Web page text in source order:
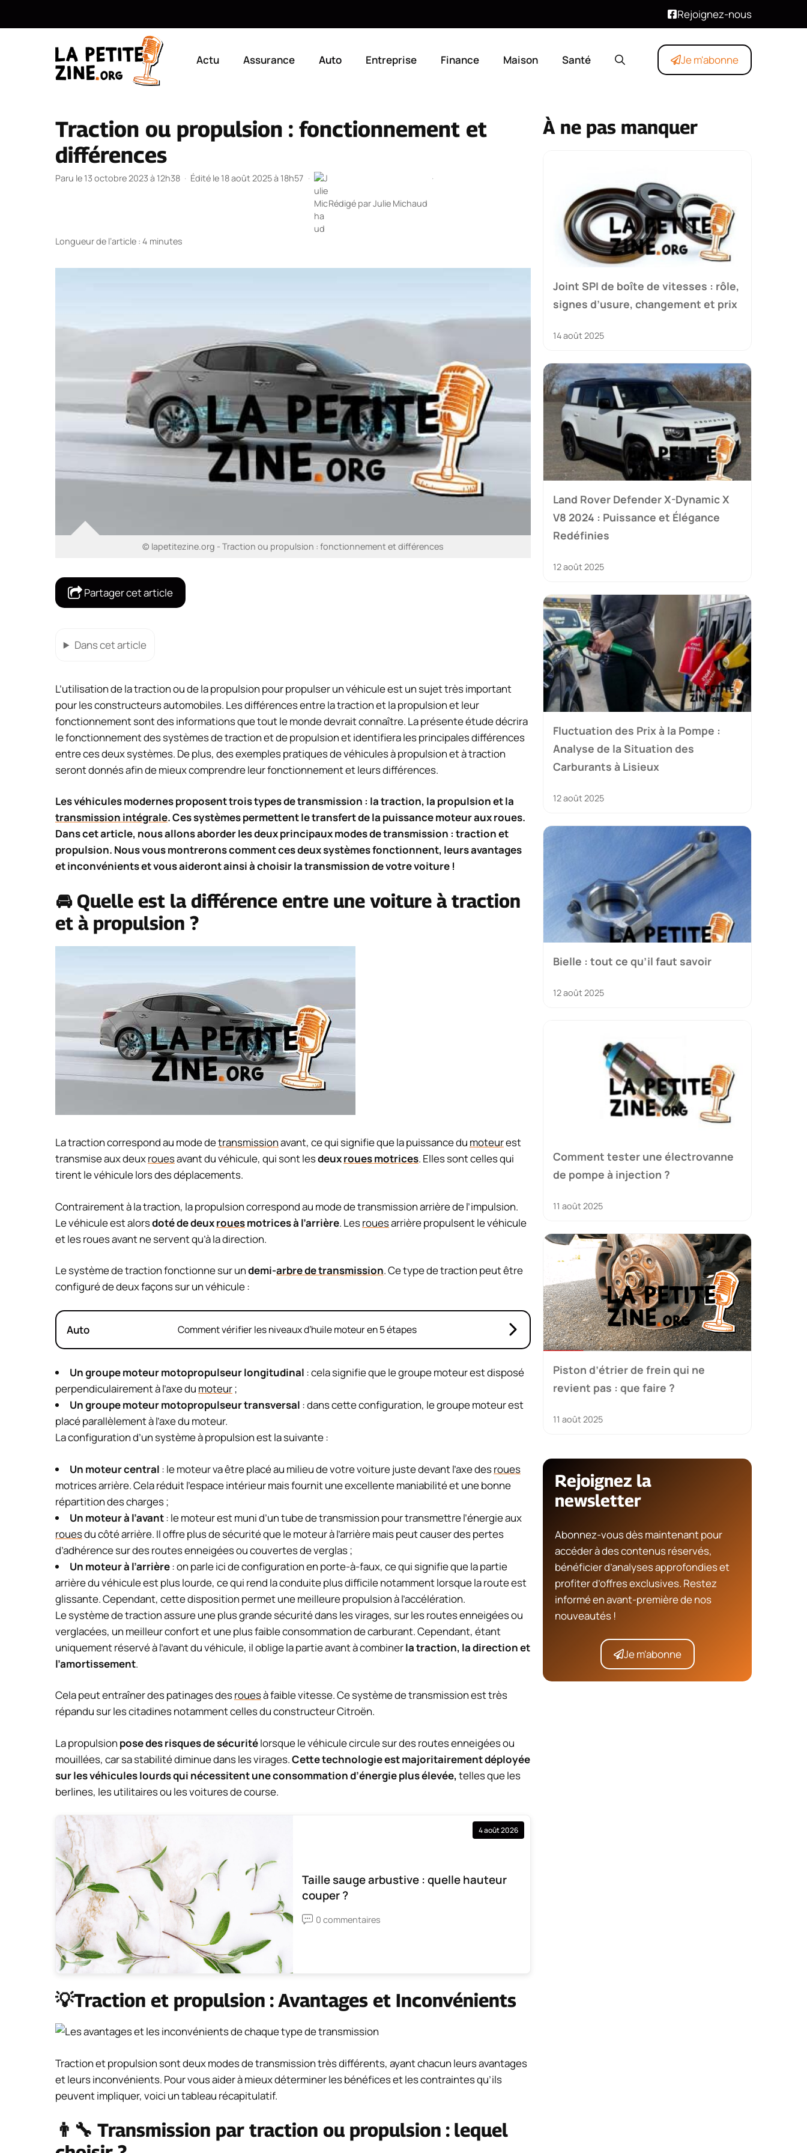
Rejoignez-nous
Actu Assurance Auto Entreprise Finance Maison Santé Je m'abonne
Traction ou propulsion : fonctionnement et
différences
Paru le 13 octobre 2023 à 12h38 · Édité le 18 août 2025 à 18h57 ·
Rédigé parJulie Michaud
·
Longueur de l’article : 4 minutes
© lapetitezine.org - Traction ou propulsion : fonctionnement et différences
Partager cet article
Dans cet article
L’utilisation de la traction ou de la propulsion pour propulser un véhicule est un sujet très important
pour les constructeurs automobiles. Les différences entre la traction et la propulsion et leur
fonctionnement sont des informations que tout le monde devrait connaître. La présente étude décrira
le fonctionnement des systèmes de traction et de propulsion et identifiera les principales différences
entre ces deux systèmes. De plus, des exemples pratiques de véhicules à propulsion et à traction
seront donnés afin de mieux comprendre leur fonctionnement et leurs différences.
Les véhicules modernes proposent trois types de transmission : la traction, la propulsion et la
transmission intégrale. Ces systèmes permettent le transfert de la puissance moteur aux roues.
Dans cet article, nous allons aborder les deux principaux modes de transmission : traction et
propulsion. Nous vous montrerons comment ces deux systèmes fonctionnent, leurs avantages
et inconvénients et vous aideront ainsi à choisir la transmission de votre voiture !
🚘 Quelle est la différence entre une voiture à traction
et à propulsion ?
La traction correspond au mode detransmissionavant, ce qui signifie que la puissance du moteurest
transmise aux deuxrouesavant du véhicule, qui sont lesdeuxroues motrices. Elles sont celles qui
tirent le véhicule lors des déplacements.
Contrairement à la traction, la propulsion correspond au mode de transmission arrière de l’impulsion.
Le véhicule est alorsdoté de deuxrouesmotrices à l’arrière. Lesrouesarrière propulsent le véhicule
et les roues avant ne servent qu’à la direction.
Le système de traction fonctionne sur undemi-arbre de transmission. Ce type de traction peut être
configuré de deux façons sur un véhicule :
Auto Comment vérifier les niveaux d’huile moteur en 5 étapes
Un groupe moteur motopropulseur longitudinal : cela signifie que le groupe moteur est disposé
perpendiculairement à l’axe du moteur;
Un groupe moteur motopropulseur transversal : dans cette configuration, le groupe moteur est
placé parallèlement à l’axe du moteur.
La configuration d’un système à propulsion est la suivante :
Un moteur central : le moteur va être placé au milieu de votre voiture juste devant l’axe desroues
motrices arrière. Cela réduit l’espace intérieur mais fournit une excellente maniabilité et une bonne
répartition des charges ;
Un moteur à l’avant: le moteur est muni d’un tube de transmission pour transmettre l’énergie aux
rouesdu côté arrière. Il offre plus de sécurité que le moteur à l’arrière mais peut causer des pertes
d’adhérence sur des routes enneigées ou couvertes de verglas ;
Un moteur à l’arrière: on parle ici de configuration en porte-à-faux, ce qui signifie que la partie
arrière du véhicule est plus lourde, ce qui rend la conduite plus difficile notamment lorsque la route est
glissante. Cependant, cette disposition permet une meilleure propulsion à l’accélération.
Le système de traction assure une plus grande sécurité dans les virages, sur les routes enneigées ou
verglacées, un meilleur confort et une plus faible consommation de carburant. Cependant, étant
uniquement réservé à l’avant du véhicule, il oblige la partie avant à combinerla traction, la direction et
l’amortissement.
Cela peut entraîner des patinages desrouesà faible vitesse. Ce système de transmission est très
répandu sur les citadines notamment celles du constructeur Citroën.
La propulsion pose des risques de sécuritélorsque le véhicule circule sur des routes enneigées ou
mouillées, car sa stabilité diminue dans les virages.Cette technologie est majoritairement déployée
sur les véhicules lourds qui nécessitent une consommation d’énergie plus élevée,telles que les
berlines, les utilitaires ou les voitures de course.
4 août 2026
Taille sauge arbustive : quelle hauteur
couper ?
0 commentaires
💡Traction et propulsion : Avantages et Inconvénients
Traction et propulsion sont deux modes de transmission très différents, ayant chacun leurs avantages
et leurs inconvénients. Pour vous aider à mieux déterminer les bénéfices et les contraintes qu’ils
peuvent impliquer, voici un tableau récapitulatif.
👨‍🔧 Transmission par traction ou propulsion : lequel
À ne pas manquer
Joint SPI de boîte de vitesses : rôle,
signes d’usure, changement et prix
14 août 2025
Land Rover Defender X-Dynamic X
V8 2024 : Puissance et Élégance
Redéfinies
12 août 2025
Fluctuation des Prix à la Pompe :
Analyse de la Situation des
Carburants à Lisieux
12 août 2025
Bielle : tout ce qu’il faut savoir
12 août 2025
Comment tester une électrovanne
de pompe à injection ?
11 août 2025
Piston d’étrier de frein qui ne
revient pas : que faire ?
11 août 2025
Rejoignez la
newsletter
Abonnez-vous dès maintenant pour
accéder à des contenus réservés,
bénéficier d’analyses approfondies et
profiter d’offres exclusives. Restez
informé en avant-première de nos
nouveautés !
Je m'abonne